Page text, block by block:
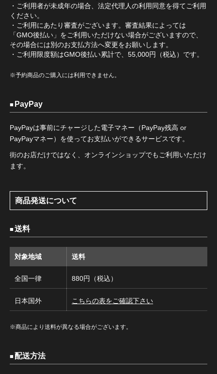
・ご利用者が未成年の場合、法定代理人の利用同意を得てご利用
ください。
・ご利用にあたり審査がございます。審査結果によっては
「GMO後払い」をご利用いただけない場合がございますので、
その場合には別のお支払方法へ変更をお願いします。
・ご利用限度額はGMO後払い累計で、55,000円（税込）です。
※予約商品のご購入には利用できません。
PayPay
PayPayは事前にチャージした電子マネー（PayPay残高 or
PayPayマネー）を使ってお支払いができるサービスです。
街のお店だけではなく、オンラインショップでもご利用いただけ
ます。
商品発送について
送料
対象地域 送料
全国一律 880円（税込）
日本国外 こちらの表をご確認下さい
※商品により送料が異なる場合がございます。
配送方法